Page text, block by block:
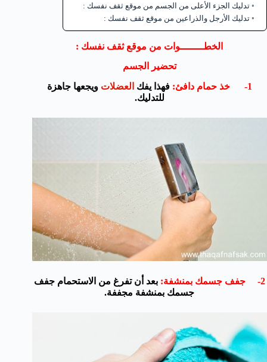
تدليك الجزء الأعلى من الجسم من موقع ثقف نفسك :
تدليك الأرجل والذراعين من موقع ثقف نفسك :
الخطــــــــوات من موقع ثقف نفسك :
تحضير الجسم
1- خذ حمام دافئ:
فهذا يفك العضلات ويجعها جاهزة
للتدليك.
2- جفف جسمك بمنشفة:
بعد أن تفرغ من الاستحمام جفف
جسمك بمنشفة مجففة.